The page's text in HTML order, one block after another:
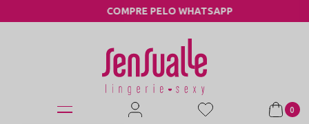
COMPRE PELO WHATSAPP
0